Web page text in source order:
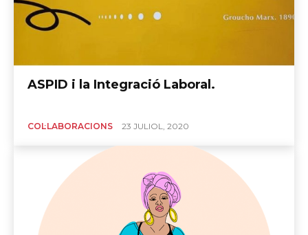
ASPID i la Integració Laboral.
COL·LABORACIONS 23 JULIOL, 2020